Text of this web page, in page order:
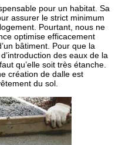
pour un habitat. Sa
assurer le strict minimum
Pourtant, nous ne
optimise efficacement
bâtiment. Pour que la
des eaux de la
qu’elle soit très étanche.
création de dalle est
du sol.